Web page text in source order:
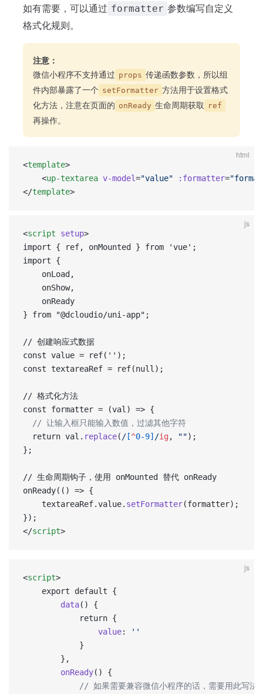
如有需要，可以通过 formatter 参数编写自定义
格式化规则。
注意：
微信小程序不支持通过 props 传递函数参数，所以组
件内部暴露了一个 setFormatter 方法用于设置格式
化方法，注意在页面的 onReady 生命周期获取 ref
再操作。
html
<template>
    <
up-textarea v-model="value" :formatter=
</template>
js
<script setup>
import { ref, onMounted } from 'vue';
import {
	onLoad,
	onShow,
	onReady
} from "@dcloudio/uni-app";
// 创建响应式数据
const value = ref('');
const textareaRef = ref(null);
// 格式化方法
const formatter = (val) => {
  // 让输入框只能输入数值，过滤其他字符
  return val.
replace( / [^0-9] /ig, "");
};
// 生命周期钩子，使用 onMounted 替代 onReady
onReady(() => {
    textareaRef.value.
setFormatter(formatter);
});
</script>
js
<script>
    export default {
        data
() {
            return {
                value
:
''
            }
        },
		onReady
() {
			// 如果需要兼容微信小程序的话，需要用此写法